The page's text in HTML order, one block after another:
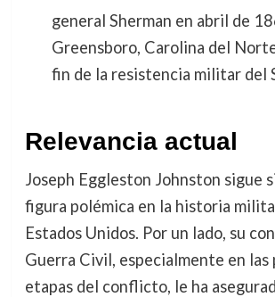
general Sherman en abril de
Greensboro, Carolina del
fin de la resistencia militar del
Relevancia actual
Joseph Eggleston Johnston sigue
figura polémica en la historia
Estados Unidos. Por un lado, su
Guerra Civil, especialmente en las
etapas del conflicto, le ha